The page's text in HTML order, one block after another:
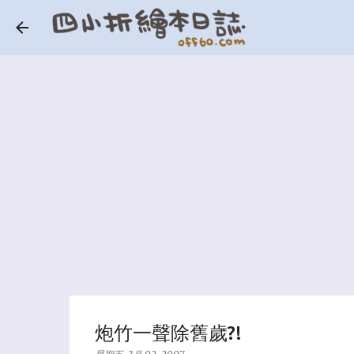
炮竹一聲除舊歲?!